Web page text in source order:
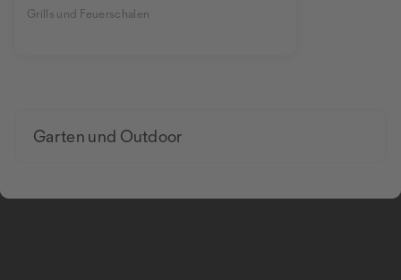
Grills und Feuerschalen
Garten und Outdoor